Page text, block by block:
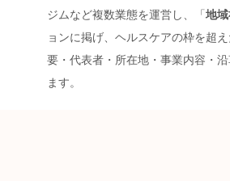
ジムなど複数業態を運営し、「 地
ョンに掲げ、ヘルスケアの枠を超
要・代表者・所在地・事業内容・
ます。